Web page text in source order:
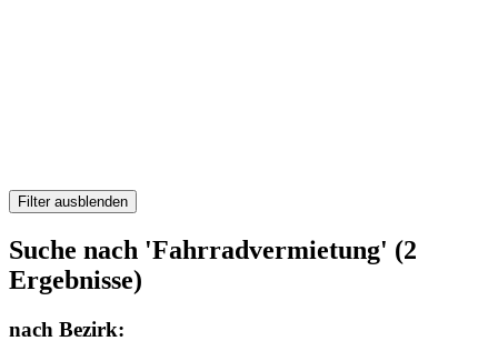
Filter ausblenden
Suche nach 'Fahrradvermietung' (2
Ergebnisse)
nach Bezirk: